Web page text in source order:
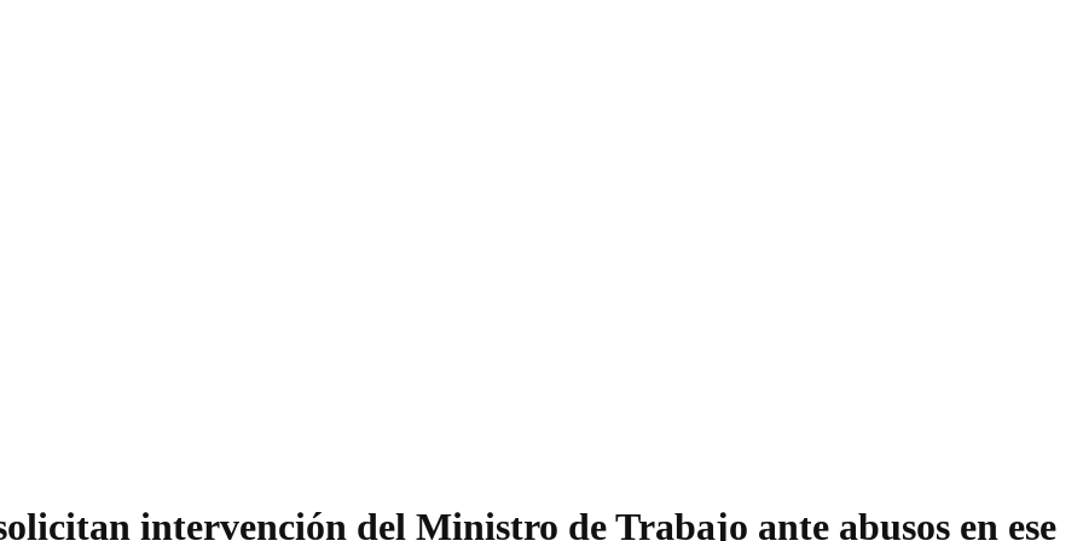
intervención del Ministro de Trabajo ante abusos en ese